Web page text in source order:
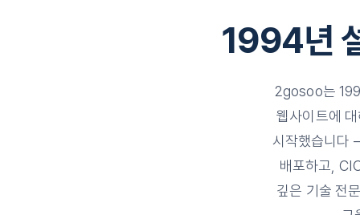
1994년
2gosoo는
웹사이트에
시작했습니다
배포하고,
깊은 기술 전